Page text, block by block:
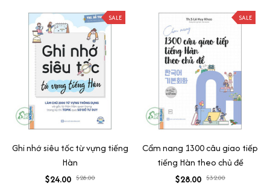
SALE
Ghi nhớ siêu tốc từ vựng tiếng
Hàn
$24.00 $28.00
SALE
Cẩm nang 1300 câu giao tiếp
tiếng Hàn theo chủ đề
$28.00 $32.00